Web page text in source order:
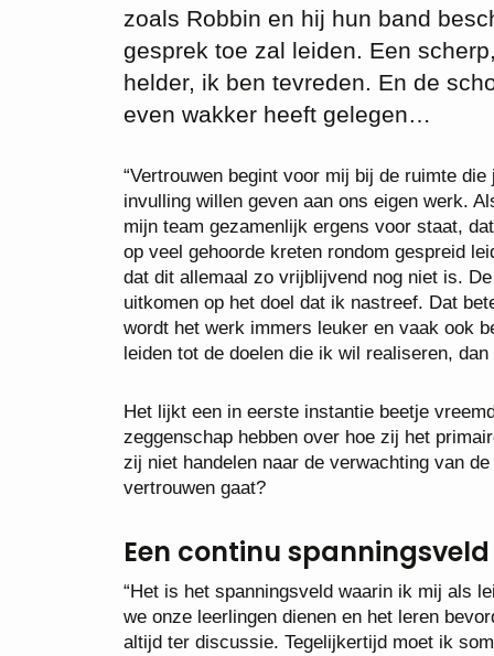
zoals Robbin en hij hun band
gesprek toe zal leiden. Een
helder, ik ben tevreden. En de
even wakker heeft gelegen…
“Vertrouwen begint voor mij bij de ruimte
invulling willen geven aan ons eigen werk.
mijn team gezamenlijk ergens voor staat,
op veel gehoorde kreten rondom gespreid
dat dit allemaal zo vrijblijvend nog niet is.
uitkomen op het doel dat ik nastreef. Dat
wordt het werk immers leuker en vaak ook
leiden tot de doelen die ik wil realiseren, dan
Het lijkt een in eerste instantie beetje
zeggenschap hebben over hoe zij het
zij niet handelen naar de verwachting van
vertrouwen gaat?
Een continu spanningsveld
“Het is het spanningsveld waarin ik mij als
we onze leerlingen dienen en het leren
altijd ter discussie. Tegelijkertijd moet ik